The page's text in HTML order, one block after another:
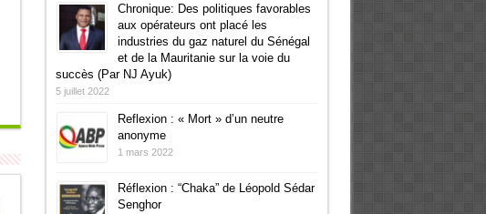
Chronique: Des politiques favorables
aux opérateurs ont placé les
industries du gaz naturel du Sénégal
et de la Mauritanie sur la voie du
succès (Par NJ Ayuk)
5 juillet 2022
Reflexion : « Mort » d’un neutre
anonyme
1 mars 2022
Réflexion : “Chaka” de Léopold Sédar
Senghor